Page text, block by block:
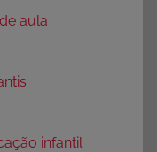
aula
infantil